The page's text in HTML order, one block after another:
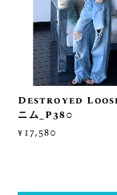
Destroyed Loose
ニム_P380
¥17,580